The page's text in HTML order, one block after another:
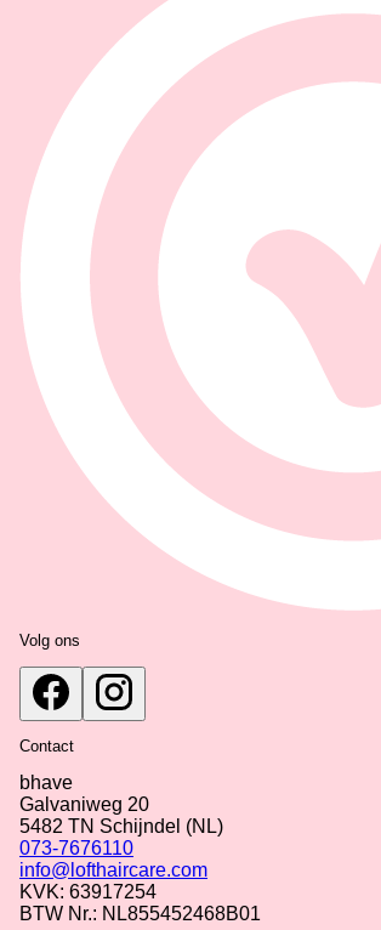
Volg ons
Contact
bhave
Galvaniweg 20
5482 TN Schijndel (NL)
073-7676110
info@lofthaircare.com
KVK: 63917254
BTW Nr.: NL855452468B01